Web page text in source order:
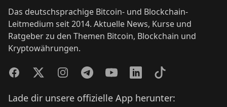
Das deutschsprachige Bitcoin- und Blockchain-
Leitmedium seit 2014. Aktuelle News, Kurse und
Ratgeber zu den Themen Bitcoin, Blockchain und
Kryptowährungen.
FacebookTwitterInstagramTelegramYouTubeLinkedInTikTok
Lade dir unsere offizielle App herunter: